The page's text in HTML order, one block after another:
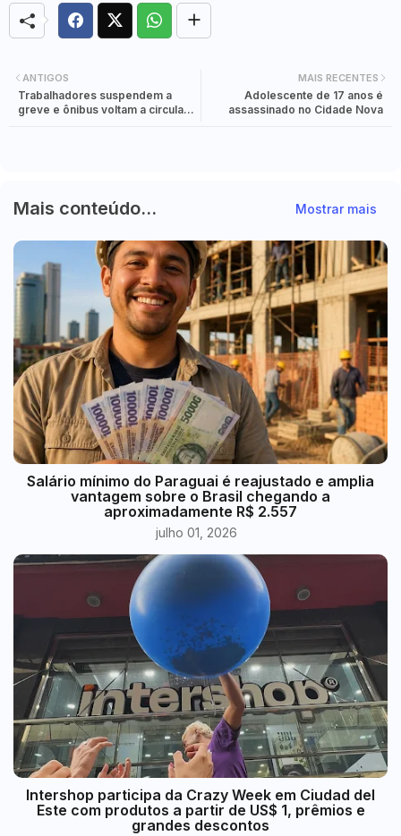
MAIS RECENTES
Adolescente de 17 anos é
assassinado no Cidade Nova
ANTIGOS
Trabalhadores suspendem a
greve e ônibus voltam a circular
Mais conteúdo... Mostrar mais
​Salário mínimo do Paraguai é reajustado e amplia
vantagem sobre o Brasil chegando a
aproximadamente R$ 2.557
julho 01, 2026
Intershop participa da Crazy Week em Ciudad del
Este com produtos a partir de US$ 1, prêmios e
grandes descontos